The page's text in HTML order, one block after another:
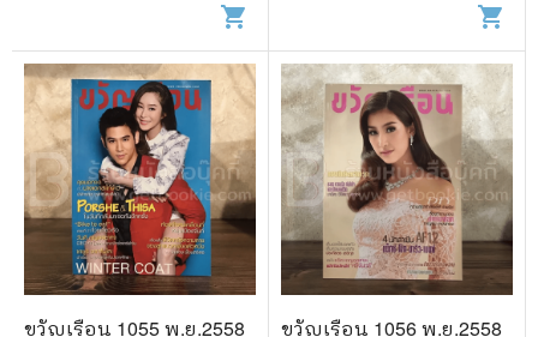
shopping_cart shopping_cart
ขวัญเรือน 1055 พ.ย.2558 ขวัญเรือน 1056 พ.ย.2558